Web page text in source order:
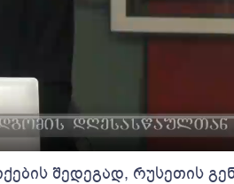
შედეგად, რუსეთის